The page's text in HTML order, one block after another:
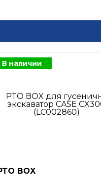
В наличии
BOX